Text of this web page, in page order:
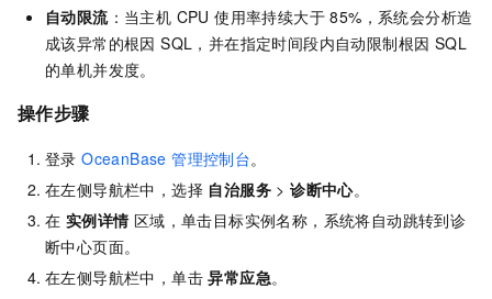
自动限流：当主机 CPU 使用率持续大于 85%，系统会分析造
成该异常的根因 SQL，并在指定时间段内自动限制根因 SQL
的单机并发度。
操作步骤
登录OceanBase 管理控制台。
在左侧导航栏中，选择 自治服务 >诊断中心。
在 实例详情区域，单击目标实例名称，系统将自动跳转到诊
断中心页面。
在左侧导航栏中，单击异常应急。